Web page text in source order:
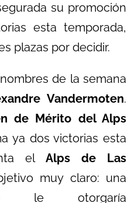
su promoción
esta temporada,
plazas por decidir.
de la semana
Vandermoten.
de Mérito del Alps
ya dos victorias esta
el Alps de Las
muy claro: una
le otorgaría